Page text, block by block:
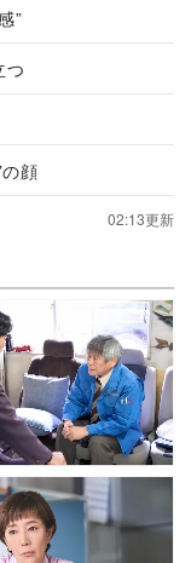
”
つ
顔
02:13更新